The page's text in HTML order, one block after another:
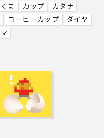
くま カップ
カタナ
コーヒーカップ
ダイヤ